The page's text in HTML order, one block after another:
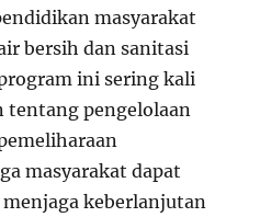
masyarakat
bersih dan sanitasi
ini sering kali
pengelolaan
masyarakat dapat
keberlanjutan